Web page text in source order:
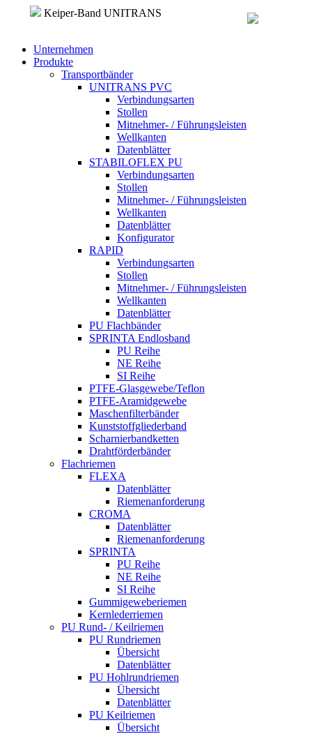
Direkt zum Inhalt
Keiper-Band UNITRANS
Unternehmen
Produkte
Transportbänder
UNITRANS PVC
Verbindungsarten
Stollen
Mitnehmer- / Führungsleisten
Wellkanten
Datenblätter
STABILOFLEX PU
Verbindungsarten
Stollen
Mitnehmer- / Führungsleisten
Wellkanten
Datenblätter
Konfigurator
RAPID
Verbindungsarten
Stollen
Mitnehmer- / Führungsleisten
Wellkanten
Datenblätter
PU Flachbänder
SPRINTA Endlosband
PU Reihe
NE Reihe
SI Reihe
PTFE-Glasgewebe/Teflon
PTFE-Aramidgewebe
Maschenfilterbänder
Kunststoffgliederband
Scharnierbandketten
Drahtförderbänder
Flachriemen
FLEXA
Datenblätter
Riemenanforderung
CROMA
Datenblätter
Riemenanforderung
SPRINTA
PU Reihe
NE Reihe
SI Reihe
Gummigeweberiemen
Kernlederriemen
PU Rund- / Keilriemen
PU Rundriemen
Übersicht
Datenblätter
PU Hohlrundriemen
Übersicht
Datenblätter
PU Keilriemen
Übersicht